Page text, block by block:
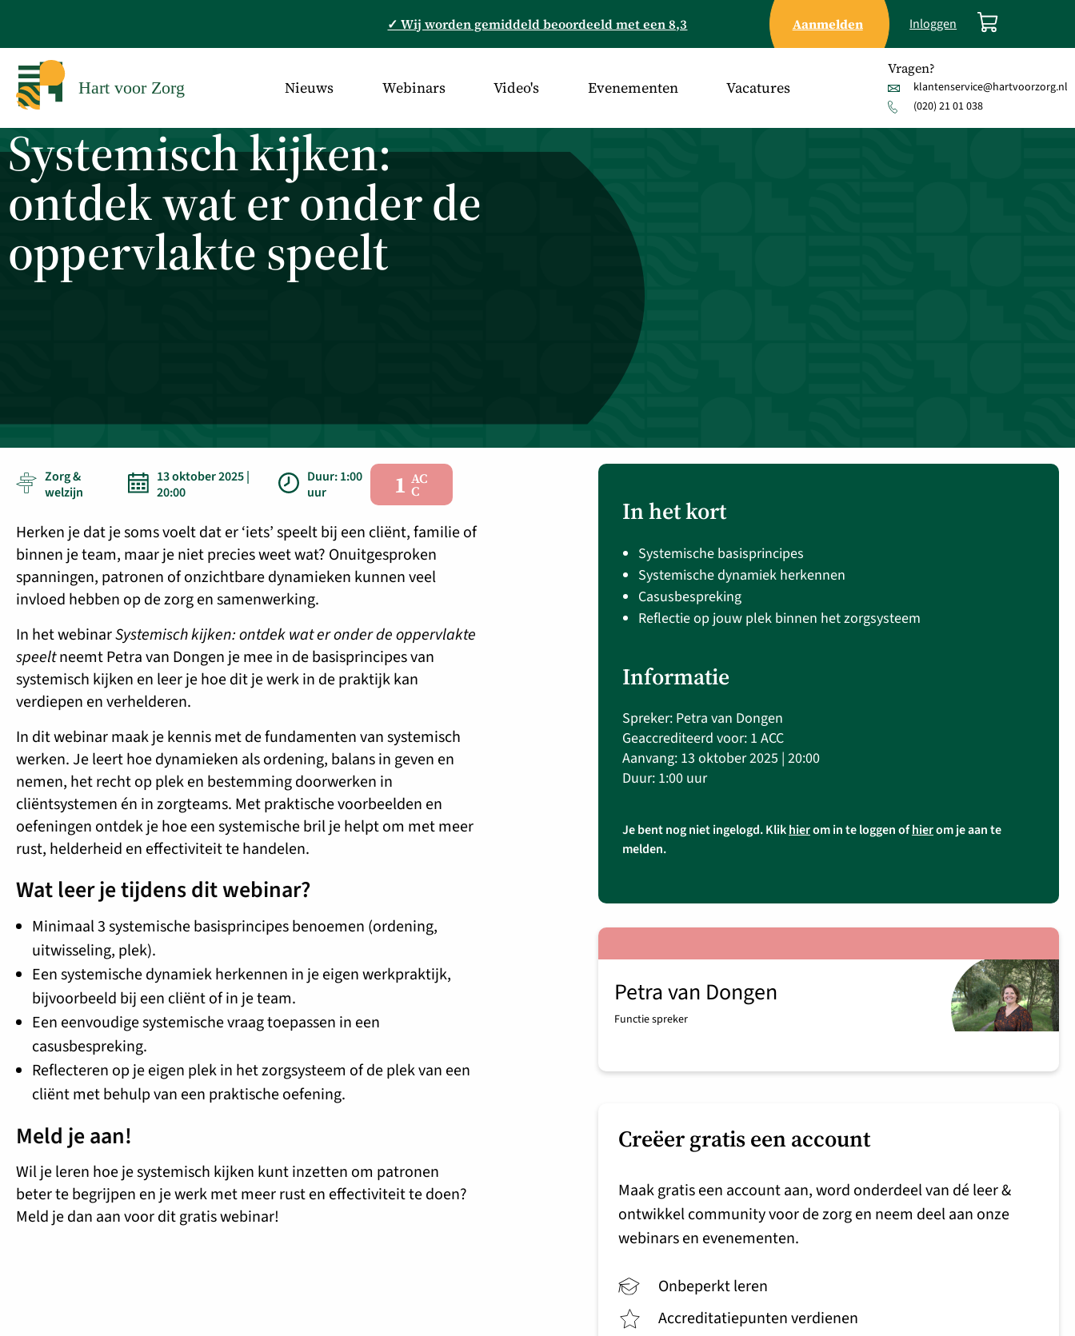
✓ Wij worden gemiddeld beoordeeld met een 8,3 Aanmelden Inloggen
Hart voor Zorg Nieuws Webinars Video's Evenementen Vacatures
Vragen?
klantenservice@hartvoorzorg.nl
(020) 21 01 038
Systemisch kijken:
ontdek wat er onder de
oppervlakte speelt
Zorg &
welzijn
13 oktober 2025 |
20:00
Duur: 1:00
uur
1 AC
C
Herken je dat je soms voelt dat er ‘iets’ speelt bij een cliënt, familie of
binnen je team, maar je niet precies weet wat? Onuitgesproken
spanningen, patronen of onzichtbare dynamieken kunnen veel
invloed hebben op de zorg en samenwerking.
In het webinarSystemisch kijken: ontdek wat er onder de oppervlakte
speeltneemt Petra van Dongen je mee in de basisprincipes van
systemisch kijken en leer je hoe dit je werk in de praktijk kan
verdiepen en verhelderen.
In dit webinar maak je kennis met de fundamenten van systemisch
werken. Je leert hoe dynamieken als ordening, balans in geven en
nemen, het recht op plek en bestemming doorwerken in
cliëntsystemen én in zorgteams. Met praktische voorbeelden en
oefeningen ontdek je hoe een systemische bril je helpt om met meer
rust, helderheid en effectiviteit te handelen.
Wat leer je tijdens dit webinar?
Minimaal 3 systemische basisprincipes benoemen (ordening,
uitwisseling, plek).
Een systemische dynamiek herkennen in je eigen werkpraktijk,
bijvoorbeeld bij een cliënt of in je team.
Een eenvoudige systemische vraag toepassen in een
casusbespreking.
Reflecteren op je eigen plek in het zorgsysteem of de plek van een
cliënt met behulp van een praktische oefening.
Meld je aan!
Wil je leren hoe je systemisch kijken kunt inzetten om patronen
beter te begrijpen en je werk met meer rust en effectiviteit te doen?
Meld je dan aan voor dit gratis webinar!
In het kort
Systemische basisprincipes
Systemische dynamiek herkennen
Casusbespreking
Reflectie op jouw plek binnen het zorgsysteem
Informatie
Spreker: Petra van Dongen
Geaccrediteerd voor: 1 ACC
Aanvang: 13 oktober 2025 | 20:00
Duur: 1:00 uur
Je bent nog niet ingelogd. Klikhierom in te loggen ofhierom je aan te
melden.
Petra van Dongen
Functie spreker
Creëer gratis een account
Maak gratis een account aan, word onderdeel van dé leer &
ontwikkel community voor de zorg en neem deel aan onze
webinars en evenementen.
Onbeperkt leren
Accreditatiepunten verdienen